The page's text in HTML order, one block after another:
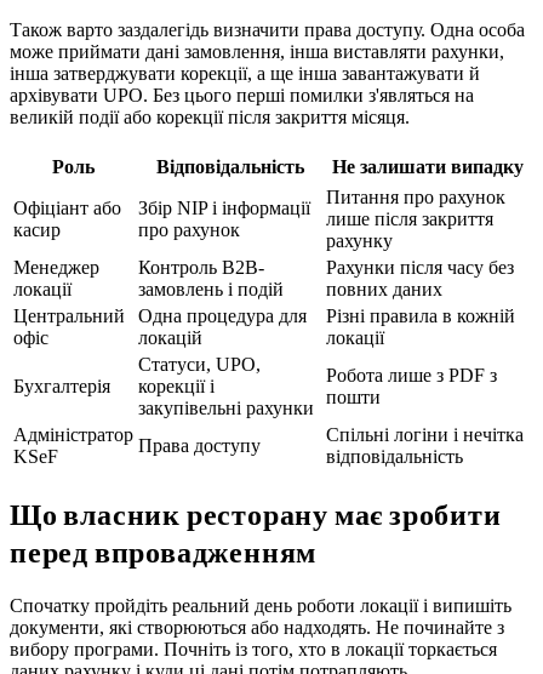
Також варто заздалегідь визначити права доступу. Одна особа
може приймати дані замовлення, інша виставляти рахунки,
інша затверджувати корекції, а ще інша завантажувати й
архівувати UPO. Без цього перші помилки з'являться на
великій події або корекції після закриття місяця.
Роль Відповідальність Не залишати випадку
Офіціант або
касир
Збір NIP і інформації
про рахунок
Питання про рахунок
лише після закриття
рахунку
Менеджер
локації
Контроль B2B-
замовлень і подій
Рахунки після часу без
повних даних
Центральний
офіс
Одна процедура для
локацій
Різні правила в кожній
локації
Бухгалтерія
Статуси, UPO,
корекції і
закупівельні рахунки
Робота лише з PDF з
пошти
Адміністратор
KSeF
Права доступу
Спільні логіни і нечітка
відповідальність
Що власник ресторану має зробити
перед впровадженням
Спочатку пройдіть реальний день роботи локації і випишіть
документи, які створюються або надходять. Не починайте з
вибору програми. Почніть із того, хто в локації торкається